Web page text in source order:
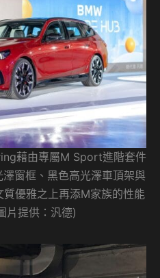
藉由專屬M Sport進階套件
窗框、黑色高光澤車頂架與
優雅之上再添M家族的性能
片提供：汎德)